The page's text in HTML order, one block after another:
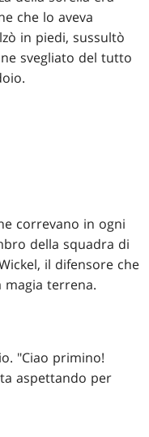
che lo aveva
in piedi, sussultò
svegliato del tutto
correvano in ogni
della squadra di
il difensore che
magia terrena.
"Ciao primino!
aspettando per